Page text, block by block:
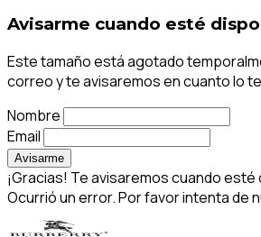
Avisarme cuando esté
Este tamaño está agotado
correo y te avisaremos en cuanto lo
Nombre
Email
Avisarme
¡Gracias! Te avisaremos cuando esté
Ocurrió un error. Por favor intenta de